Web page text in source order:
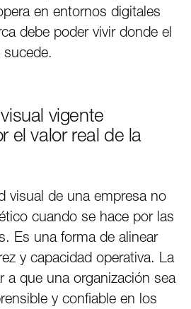
en entornos digitales
debe poder vivir donde el
vigente
el valor real de la
visual de una empresa no
cuando se hace por las
Es una forma de alinear
y capacidad operativa. La
a que una organización sea
y confiable en los